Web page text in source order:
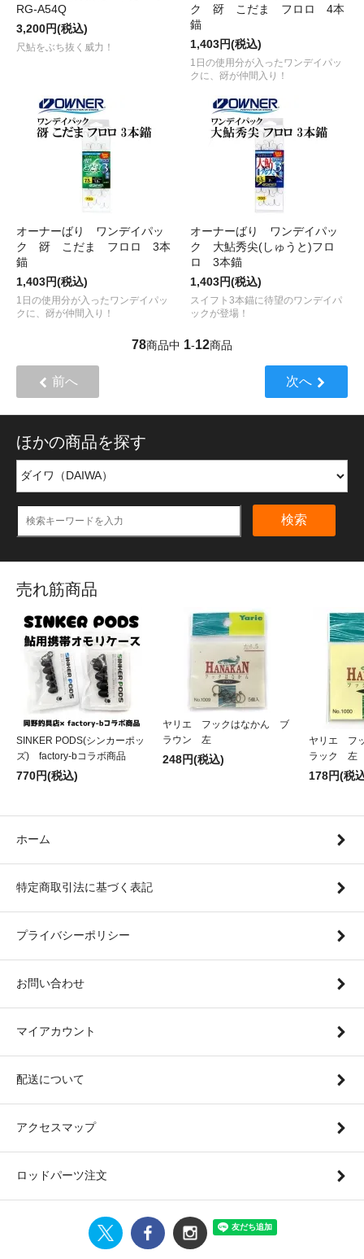
RG-A54Q
3,200円(税込)
尺鮎をぶち抜く威力！
ク 谺 こだま フロロ 4本
錨
1,403円(税込)
1日の使用分が入ったワンデイパッ
クに、谺が仲間入り！
オーナーばり ワンデイパッ
ク 谺 こだま フロロ 3本
錨
1,403円(税込)
1日の使用分が入ったワンデイパッ
クに、谺が仲間入り！
オーナーばり ワンデイパッ
ク 大鮎秀尖(しゅうと)フロ
ロ 3本錨
1,403円(税込)
スイフト3本錨に待望のワンデイパ
ックが登場！
78商品中 1-12商品
前へ 次へ
ほかの商品を探す
検索
売れ筋商品
SINKER PODS(シンカーポッ
ズ) factory-bコラボ商品
770円(税込)
ヤリエ フックはなかん ブ
ラウン 左
248円(税込)
ヤリエ フ
ラック 左
178円(税
ホーム
特定商取引法に基づく表記
プライバシーポリシー
お問い合わせ
マイアカウント
配送について
アクセスマップ
ロッドパーツ注文